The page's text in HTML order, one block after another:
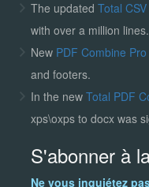
The updated Total
with over a million lines.
New PDF Combine Pro
and footers.
In the new Total PDF
xps\oxps to docx was
S'abonner à
Ne vous inquiétez